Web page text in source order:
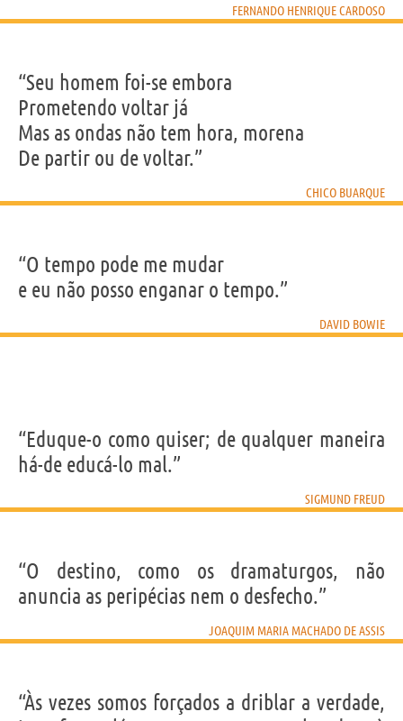
FERNANDO HENRIQUE CARDOSO
“Seu homem foi-se embora
Prometendo voltar já
Mas as ondas não tem hora, morena
De partir ou de voltar.”
CHICO BUARQUE
“O tempo pode me mudar
e eu não posso enganar o tempo.”
DAVID BOWIE
“Eduque-o como quiser; de qualquer maneira
há-de educá-lo mal.”
SIGMUND FREUD
“O destino, como os dramaturgos, não
anuncia as peripécias nem o desfecho.”
JOAQUIM MARIA MACHADO DE ASSIS
“Às vezes somos forçados a driblar a verdade,